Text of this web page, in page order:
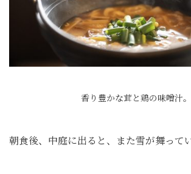
香り豊かな茸と鶏の味噌汁。
朝食後、中庭に出ると、また雪が舞ってい